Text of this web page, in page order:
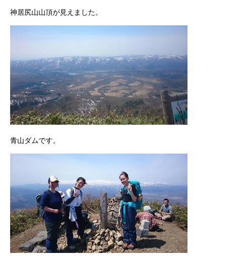
神居尻山山頂が見えました。
青山ダムです。